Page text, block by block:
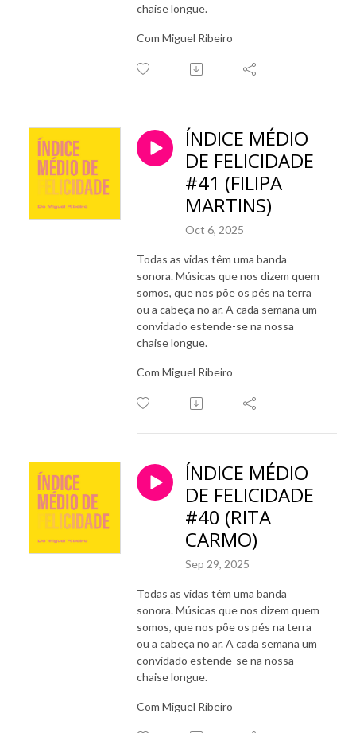
chaise longue.
Com Miguel Ribeiro
ÍNDICE MÉDIO
DE FELICIDADE
#41 (FILIPA
MARTINS)
Oct 6, 2025
Todas as vidas têm uma banda
sonora. Músicas que nos dizem quem
somos, que nos põe os pés na terra
ou a cabeça no ar. A cada semana um
convidado estende-se na nossa
chaise longue.
Com Miguel Ribeiro
ÍNDICE MÉDIO
DE FELICIDADE
#40 (RITA
CARMO)
Sep 29, 2025
Todas as vidas têm uma banda
sonora. Músicas que nos dizem quem
somos, que nos põe os pés na terra
ou a cabeça no ar. A cada semana um
convidado estende-se na nossa
chaise longue.
Com Miguel Ribeiro